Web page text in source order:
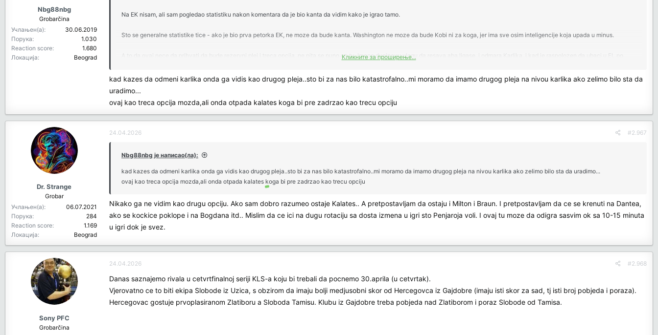
Nbg88nbg
Grobarčina
Учлањен(а)
30.06.2019
Порука
1.030
Reaction score
1.680
Локација
Beograd
Na EK nisam, ali sam pogledao statistiku nakon komentara da je bio kanta da vidim kako je igrao tamo.
Sto se generalne statistike tice - ako je bio prva petorka EK, ne moze da bude kanta. Washington ne moze da bude Kobi ni za koga, jer ima sve osim inteligencije koja upada u minus.
A to da ovaj nece da prihvati da bude rezervni plej i treca opcija, ne pita se puno on tu. Imace dvejnovu ulogu da resava aba ligase, i odmara Karlika, i kad je raspolozen da ubaci u EL po
Na stranu sto je ovo Miskov igrac, ali se nadam da ga je Penjaroja odobrio.. Ja sam uvek vise za to da se nadju stranci iz EK, ili manjih ekipa sa potencijalom kao sto je bio Lesor, Francisko,
TJ Shorts, pa prosle godine Mekinli i Kabengele, ove godime Malachi Flynn, nego da bude opsesija NBA igracima po svaku cenu bez obrzira dal' mogu da se uklope, dal' imaju kvalitet za
Кликните за проширење...
kad kazes da odmeni karlika onda ga vidis kao drugog pleja..sto bi za nas bilo katastrofalno..mi moramo da imamo drugog pleja na nivou karlika ako zelimo bilo sta da
uradimo...
ovaj kao treca opcija mozda,ali onda otpada kalates koga bi pre zadrzao kao trecu opciju
Dr. Strange
Grobar
Учлањен(а)
06.07.2021
Порука
284
Reaction score
1.169
Локација
Beograd
24.04.2026 #2.967
Nbg88nbg је написао(ла):
kad kazes da odmeni karlika onda ga vidis kao drugog pleja..sto bi za nas bilo katastrofalno..mi moramo da imamo drugog pleja na nivou karlika ako zelimo bilo sta da uradimo...
ovaj kao treca opcija mozda,ali onda otpada kalates koga bi pre zadrzao kao trecu opciju
Nikako ga ne vidim kao drugu opciju. Ako sam dobro razumeo ostaje Kalates.. A pretpostavljam da ostaju i Milton i Braun. I pretpostavljam da ce se krenuti na Dantea,
ako se kockice poklope i na Bogdana itd.. Mislim da ce ici na dugu rotaciju sa dosta izmena u igri sto Penjaroja voli. I ovaj tu moze da odigra sasvim ok sa 10-15 minuta
u igri dok je svez.
Sony PFC
Grobarčina
24.04.2026 #2.968
Danas saznajemo rivala u cetvrtfinalnoj seriji KLS-a koju bi trebali da pocnemo 30.aprila (u cetvrtak).
Vjerovatno ce to biti ekipa Slobode iz Uzica, s obzirom da imaju bolji medjusobni skor od Hercegovca iz Gajdobre (imaju isti skor za sad, tj isti broj pobjeda i poraza).
Hercegovac gostuje prvoplasiranom Zlatiboru a Sloboda Tamisu. Klubu iz Gajdobre treba pobjeda nad Zlatiborom i poraz Slobode od Tamisa.